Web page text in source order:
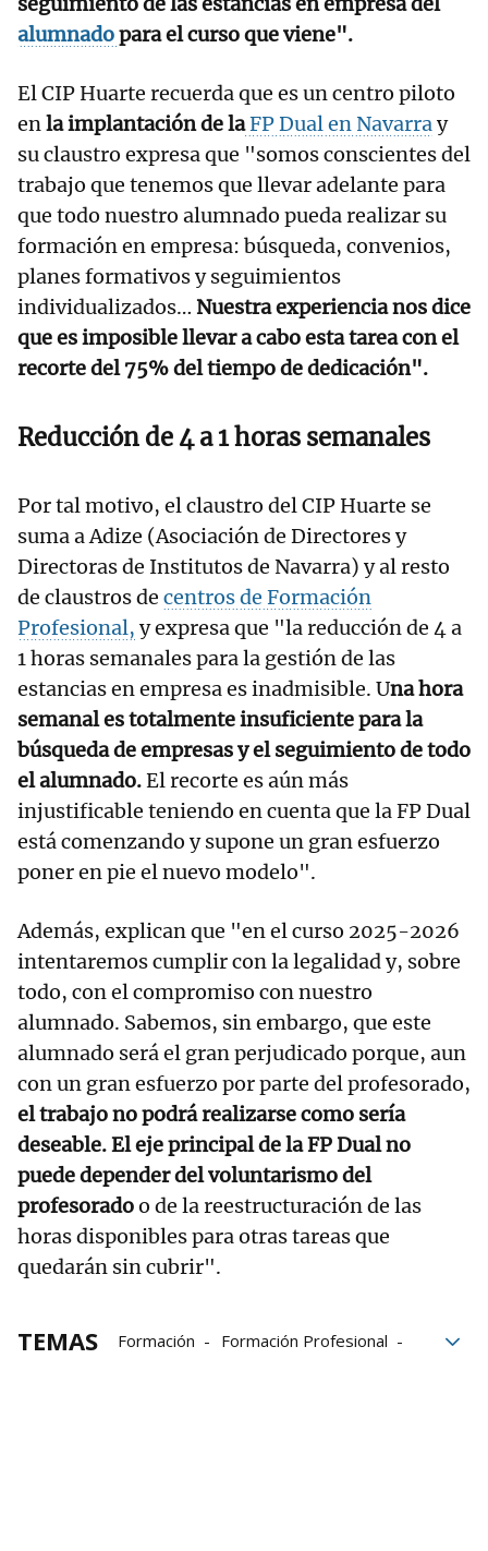
alumnadopara el curso que viene".
El CIP Huarte recuerda que es un centro piloto
enla implantación de laFP Dual en Navarray
su claustro expresa que "somos conscientes del
trabajo que tenemos que llevar adelante para
que todo nuestro alumnado pueda realizar su
formación en empresa: búsqueda, convenios,
planes formativos y seguimientos
individualizados… Nuestra experiencia nos dice
que es imposible llevar a cabo esta tarea con el
recorte del 75% del tiempo de dedicación".
Reducción de 4 a 1 horas semanales
Por tal motivo, el claustro del CIP Huarte se
suma a Adize (Asociación de Directores y
Directoras de Institutos de Navarra) y al resto
de claustros de centros de Formación
Profesional, y expresa que "la reducción de 4 a
1 horas semanales para la gestión de las
estancias en empresa es inadmisible. Una hora
semanal es totalmente insuficiente para la
búsqueda de empresas y el seguimiento de todo
el alumnado.El recorte es aún más
injustificable teniendo en cuenta que la FP Dual
está comenzando y supone un gran esfuerzo
poner en pie el nuevo modelo".
Además, explican que "en el curso 2025-2026
intentaremos cumplir con la legalidad y, sobre
todo, con el compromiso con nuestro
alumnado. Sabemos, sin embargo, que este
alumnado será el gran perjudicado porque, aun
con un gran esfuerzo por parte del profesorado,
el trabajo no podrá realizarse como sería
deseable. El eje principal de la FP Dual no
puede depender del voluntarismo del
profesoradoo de la reestructuración de las
horas disponibles para otras tareas que
quedarán sin cubrir".
TEMAS Formación
Formación Profesional